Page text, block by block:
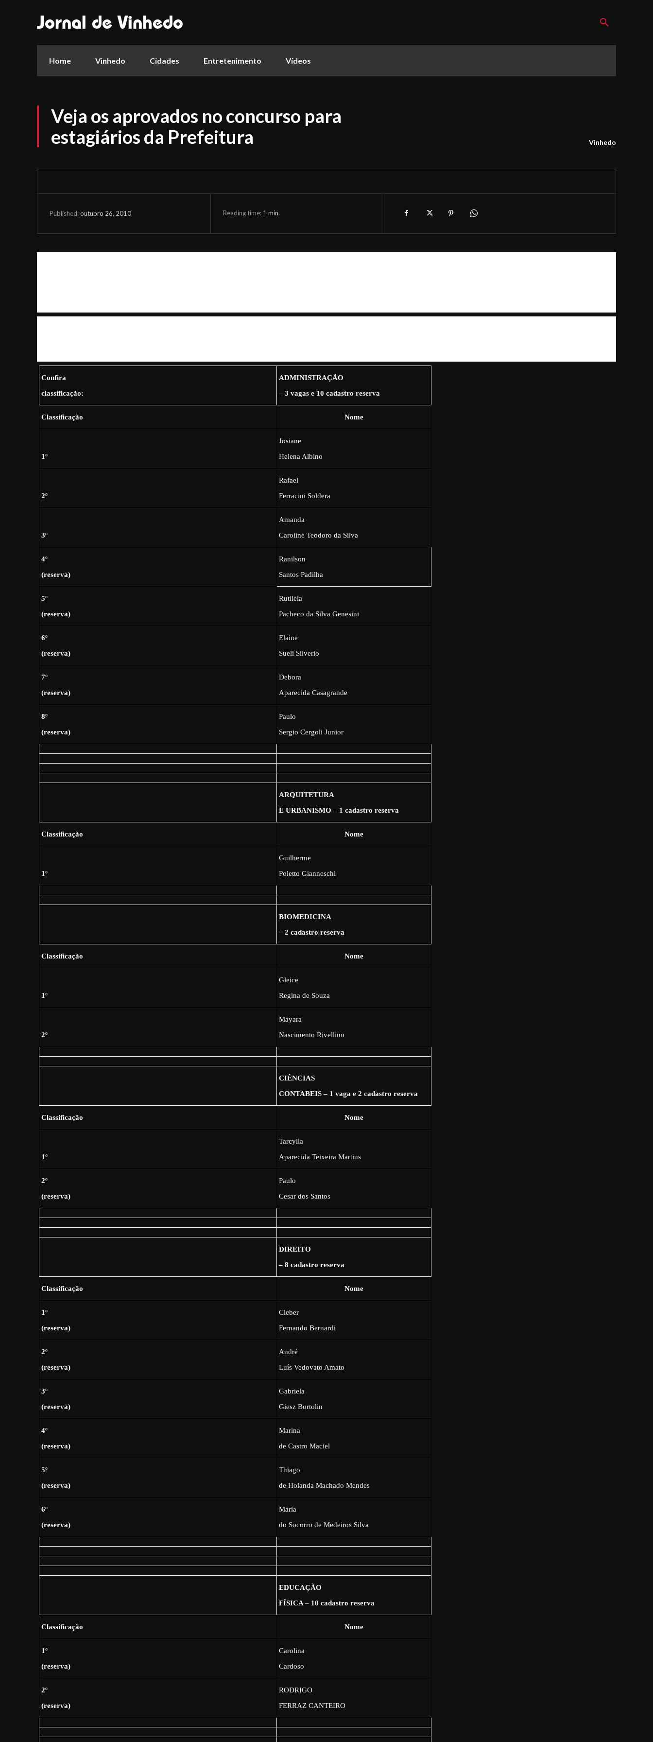
Jornal de Vinhedo
Home Vinhedo Cidades Entretenimento Vídeos
Veja os aprovados no concurso para
estagiários da Prefeitura
Vinhedo
Published:outubro 26, 2010 Reading time: 1 min.
Confira
classificação:
ADMINISTRAÇÃO
– 3 vagas e 10 cadastro reserva
Classificação Nome
1º
Josiane
Helena Albino
2º
Rafael
Ferracini Soldera
3º
Amanda
Caroline Teodoro da Silva
4º
(reserva)
Ranilson
Santos Padilha
5º
(reserva)
Rutileia
Pacheco da Silva Genesini
6º
(reserva)
Elaine
Sueli Silverio
7º
(reserva)
Debora
Aparecida Casagrande
8º
(reserva)
Paulo
Sergio Cergoli Junior
ARQUITETURA
E URBANISMO – 1 cadastro reserva
Classificação Nome
1º
Guilherme
Poletto Gianneschi
BIOMEDICINA
– 2 cadastro reserva
Classificação Nome
1º
Gleice
Regina de Souza
2º
Mayara
Nascimento Rivellino
CIÊNCIAS
CONTABEIS – 1 vaga e 2 cadastro reserva
Classificação Nome
1º
Tarcylla
Aparecida Teixeira Martins
2º
(reserva)
Paulo
Cesar dos Santos
DIREITO
– 8 cadastro reserva
Classificação Nome
1º
(reserva)
Cleber
Fernando Bernardi
2º
(reserva)
André
Luís Vedovato Amato
3º
(reserva)
Gabriela
Giesz Bortolin
4º
(reserva)
Marina
de Castro Maciel
5º
(reserva)
Thiago
de Holanda Machado Mendes
6º
(reserva)
Maria
do Socorro de Medeiros Silva
EDUCAÇÃO
FÍSICA – 10 cadastro reserva
Classificação Nome
1º
(reserva)
Carolina
Cardoso
2º
(reserva)
RODRIGO
FERRAZ CANTEIRO